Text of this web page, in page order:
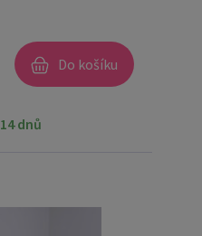
Do košíku
14 dnů